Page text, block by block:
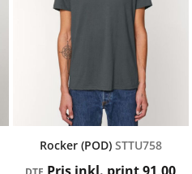
STANLEY / STELLA
Rocker (POD) STTU758